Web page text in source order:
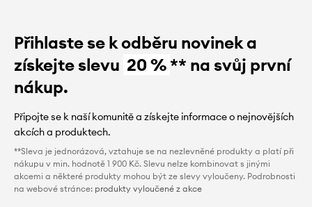
Přihlaste se k odběru novinek a
získejte slevu 20 %** na svůj první
nákup.
Připojte se k naší komunitě a získejte informace o nejnovějších
akcích a produktech.
**Sleva je jednorázová, vztahuje se na nezlevněné produkty a platí při
nákupu v min. hodnotě 1 900 Kč. Slevu nelze kombinovat s jinými
akcemi a některé produkty mohou být ze slevy vyloučeny. Podrobnosti
na webové stránce: produkty vyloučené z akce